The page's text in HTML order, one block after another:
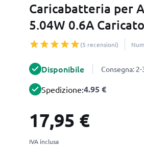
Caricabatteria per
5.04W 0.6A
(5 recensioni)
Disponibile Consegna:
Spedizione:4.95 €
17,95 €
IVA inclusa